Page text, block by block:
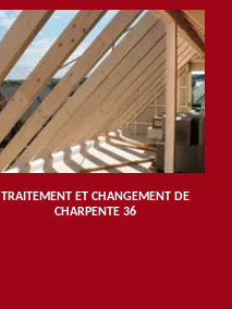
TRAITEMENT ET CHANGEMENT DE
CHARPENTE 36